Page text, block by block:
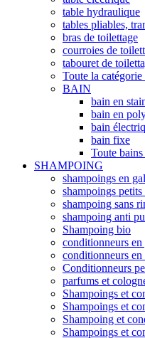
table hydraulique
tables pliables,
bras de toilettage
courroies de
tabouret de
Toute la catégorie
BAIN
bain en
bain en
bain
bain fixe
Toute
SHAMPOING
shampoings en
shampoings
shampoing sans
shampoing anti
Shampoing bio
conditionneurs en
conditionneurs en
Conditionneurs
parfums et
Shampoings et
Shampoings et
Shampoing et
Shampoings et